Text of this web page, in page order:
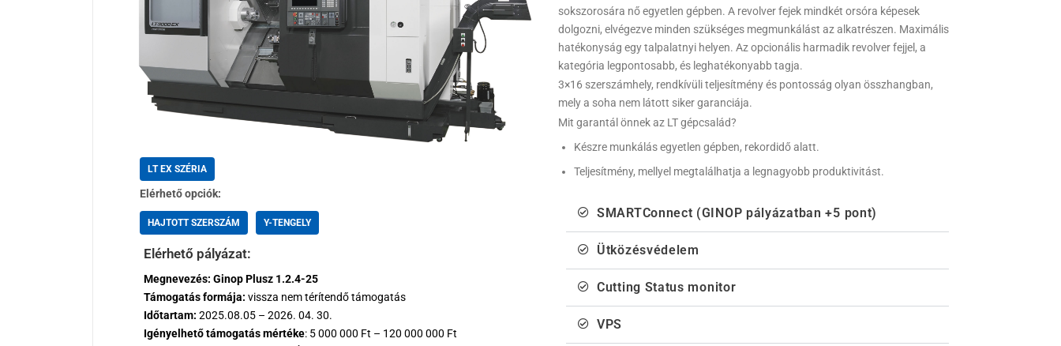
LT EX SZÉRIA
Elérhető opciók:
HAJTOTT SZERSZÁM Y-TENGELY
Elérhető pályázat:
Megnevezés: Ginop Plusz 1.2.4-25
Támogatás formája: vissza nem térítendő támogatás
Időtartam: 2025.08.05 – 2026. 04. 30.
Igényelhető támogatás mértéke: 5 000 000 Ft – 120 000 000 Ft
sokszorosára nő egyetlen gépben. A revolver fejek mindkét orsóra képesek
dolgozni, elvégezve minden szükséges megmunkálást az alkatrészen. Maximális
hatékonyság egy talpalatnyi helyen. Az opcionális harmadik revolver fejjel, a
kategória legpontosabb, és leghatékonyabb tagja.
3×16 szerszámhely, rendkívüli teljesítmény és pontosság olyan összhangban,
mely a soha nem látott siker garanciája.
Mit garantál önnek az LT gépcsalád?
Készre munkálás egyetlen gépben, rekordidő alatt.
Teljesítmény, mellyel megtalálhatja a legnagyobb produktivitást.
SMARTConnect (GINOP pályázatban +5 pont)
Ütközésvédelem
Cutting Status monitor
VPS